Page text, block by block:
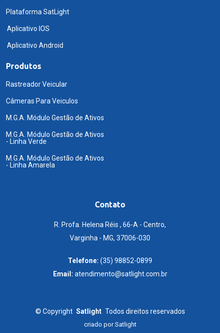
Plataforma SatLight
Aplicativo IOS
Aplicativo Android
Produtos
Rastreador Veicular
Câmeras Para Veiculos
M.G.A. Módulo Gestão de Ativos
M.G.A. Módulo Gestão de Ativos
- Linha Verde
M.G.A. Módulo Gestão de Ativos
- Linha Amarela
Contato
R. Profa. Helena Réis , 66-A - Centro,
Varginha - MG, 37006-030
Telefone: (35) 98852-0899
Email: atendimento@satlight.com.br
© Copyright Satlight Todos direitos reservados
criado porSatlight